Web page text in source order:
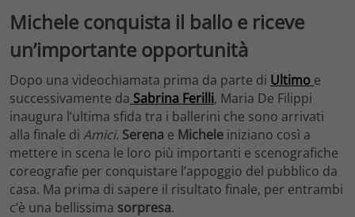
Michele conquista il ballo e riceve
un’importante opportunità
Dopo una videochiamata prima da parte di Ultimo e
successivamente da Sabrina Ferilli, Maria De Filippi
inaugura l’ultima sfida tra i ballerini che sono arrivati
alla finale di Amici. Serena e Michele iniziano così a
mettere in scena le loro più importanti e scenografiche
coreografie per conquistare l’appoggio del pubblico da
casa. Ma prima di sapere il risultato finale, per entrambi
c’è una bellissima sorpresa.